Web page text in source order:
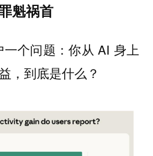
魁祸首
个问题：你从 AI 身上
，到底是什么？